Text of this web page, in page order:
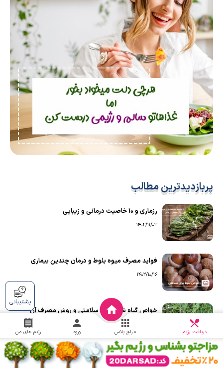
پربازدیدترین مطالب
رزماری و ۱۰ خاصیت درمانی و زیبایی
1402/11/03
فواید مصرف میوه بلوط و درمان چندین بیماری
1402/10/16
خواص گیاه شنگ برای سلامتی و روش مصرف آن
۱۰ مورد از فواید مصرف ماهی شیر جنوب
پشتیبانی
دریافت رژیم مزاج پلاس ورود رژیم های من